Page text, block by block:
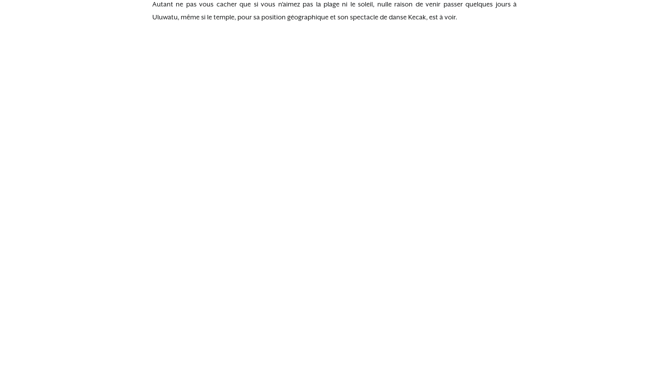
Autant ne pas vous cacher que si vous n’aimez pas la plage ni le soleil, nulle raison de venir passer quelques jours à
Uluwatu, même si le temple, pour sa position géographique et son spectacle de danse Kecak, est à voir.